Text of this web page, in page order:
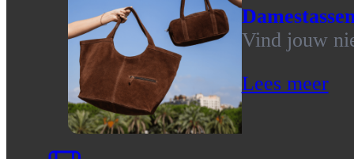
Vind jouw
Lees meer